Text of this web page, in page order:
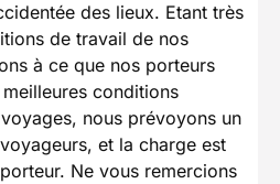
des lieux. Etant très
de travail de nos
à ce que nos porteurs
conditions
nous prévoyons un
et la charge est
Ne vous remercions